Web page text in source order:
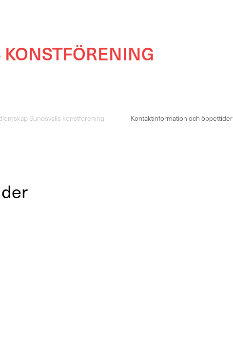
Sundsvalls konstförening Kontaktinformation och öppettider